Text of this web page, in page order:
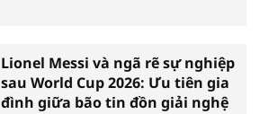
Lionel Messi và ngã rẽ sự nghiệp
sau World Cup 2026: Ưu tiên gia
đình giữa bão tin đồn giải nghệ